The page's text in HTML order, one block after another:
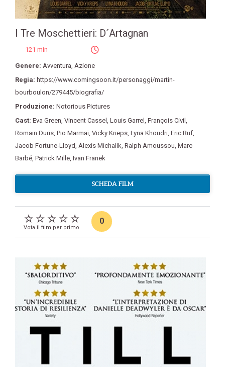
I Tre Moschettieri: D´Artagnan
121 min
Genere: Avventura Azione
Regia: https://www.comingsoon.it/personaggi/martin-
bourboulon/279445/biografia/
Produzione: Notorious Pictures
Cast: Eva Green Vincent Cassel Louis Garrel François Civil
Romain Duris Pio Marmaï, Vicky Krieps Lyna Khoudri Eric Ruf
Jacob Fortune-Lloyd Alexis Michalik Ralph Amoussou Marc
Barbé Patrick Mille Ivan Franek
SCHEDA FILM
Vota il film per primo
0